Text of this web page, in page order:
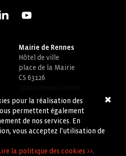
pour la réalisation des
permettent également
de nos services. En
vous acceptez l'utilisation de
la politique des cookies >>.
Mairie de Rennes
Hôtel de ville
place de la Mairie
CS 63126